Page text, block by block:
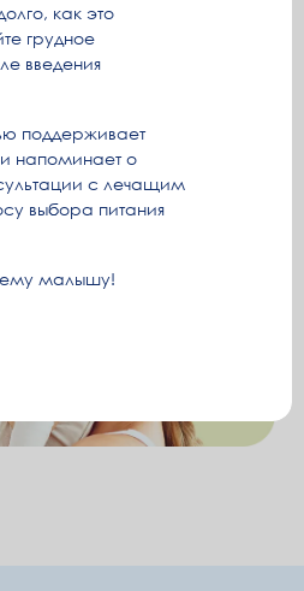
как это
грудное
введения
поддерживает
напоминает о
с лечащим
выбора питания
малышу!